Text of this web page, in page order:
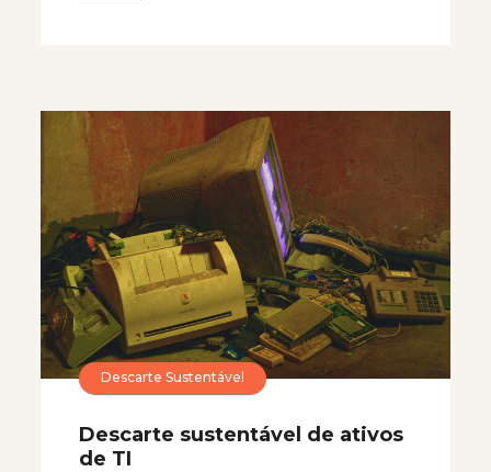
Descarte Sustentável
Descarte sustentável de ativos
de TI